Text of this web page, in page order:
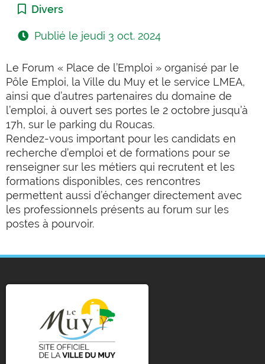
Catégorie :
Divers
Publié le jeudi 3 oct. 2024
Le Forum « Place de l’Emploi » organisé par le
Pôle Emploi, la Ville du Muy et le service LMEA,
ainsi que d’autres partenaires du domaine de
l’emploi, à ouvert ses portes le 2 octobre jusqu’à
17h, sur le parking du Roucas.
Rendez-vous important pour les candidats en
recherche d’emploi et de formations pour se
renseigner sur les métiers qui recrutent et les
formations disponibles, ces rencontres
permettent aussi d’échanger directement avec
les professionnels présents au forum sur les
postes à pourvoir.